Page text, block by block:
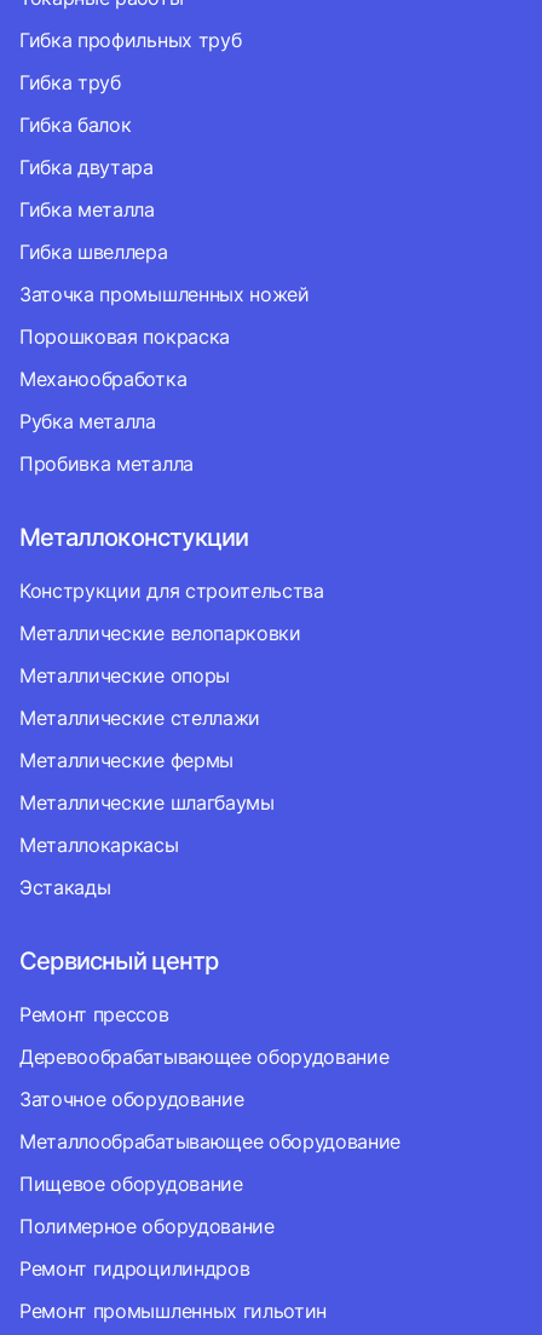
Гибка профильных труб
Гибка труб
Гибка балок
Гибка двутара
Гибка металла
Гибка швеллера
Заточка промышленных ножей
Порошковая покраска
Механообработка
Рубка металла
Пробивка металла
Металлоконстукции
Конструкции для строительства
Металлические велопарковки
Металлические опоры
Металлические стеллажи
Металлические фермы
Металлические шлагбаумы
Металлокаркасы
Эстакады
Сервисный центр
Ремонт прессов
Деревообрабатывающее оборудование
Заточное оборудование
Металлообрабатывающее оборудование
Пищевое оборудование
Полимерное оборудование
Ремонт гидроцилиндров
Ремонт промышленных гильотин